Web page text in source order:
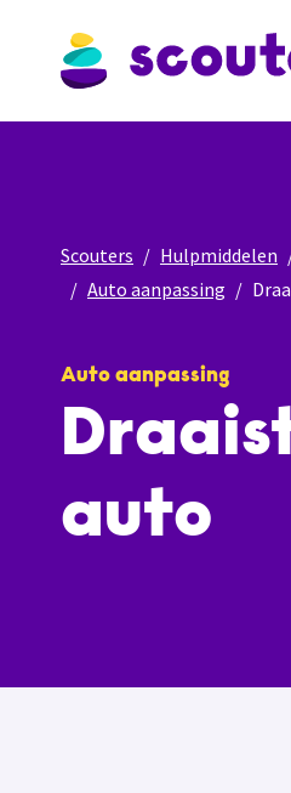
Scouters Hulpmiddelen
Auto aanpassing
Auto aanpassing
auto